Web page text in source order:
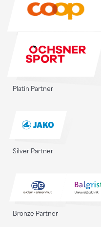
Platin Partner
Silver Partner
Bronze Partner